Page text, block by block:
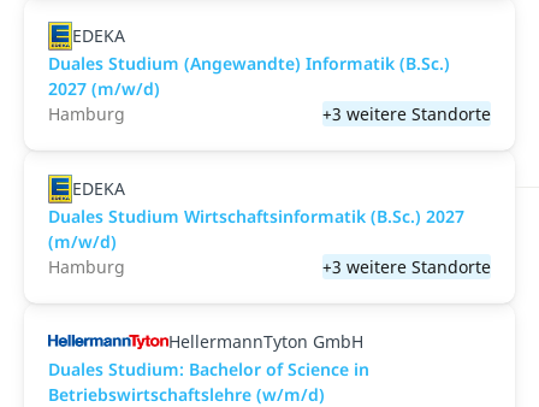
EDEKA
Duales Studium (Angewandte) Informatik (B.Sc.)
2027 (m/w/d)
Hamburg
+3 weitere Standorte
EDEKA
Duales Studium Wirtschaftsinformatik (B.Sc.) 2027
(m/w/d)
Hamburg
+3 weitere Standorte
HellermannTyton GmbH
Duales Studium: Bachelor of Science in
Betriebswirtschaftslehre (w/m/d)